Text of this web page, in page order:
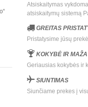
Atsiskaitymas
atsiskaitymų sistemą
GREITAS
Pristatysime jūsų
KOKYBĖ IR
Geriausias kokybės ir
SIUNTIMAS
Siunčiame prekes į